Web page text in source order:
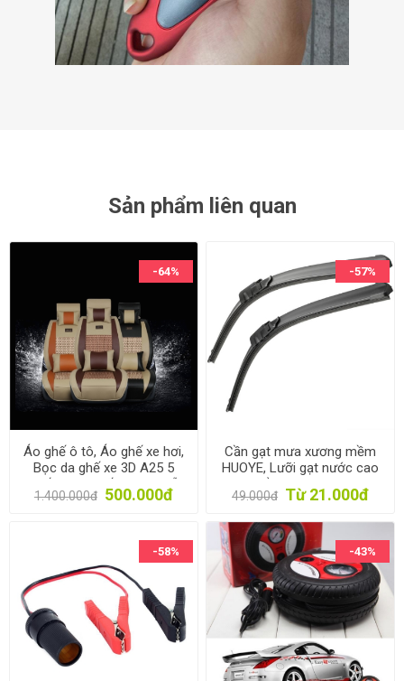
Sản phẩm liên quan
-64%
Áo ghế ô tô, Áo ghế xe hơi,
Bọc da ghế xe 3D A25 5
Ghế, Trùm ghế xe 4-5 chỗ
1.400.000đ 500.000đ
-57%
Cần gạt mưa xương mềm
HUOYE, Lưỡi gạt nước cao
su, Chổi gạt kính lái cho ô
tô, xe hơi móc chữ U
49.000đ Từ 21.000đ
-58% -43%